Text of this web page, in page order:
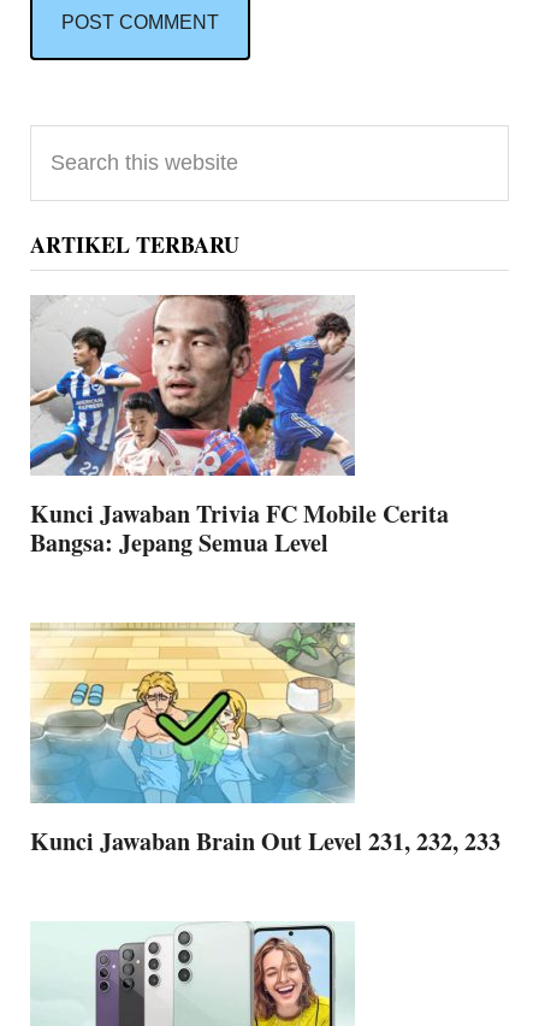
Primary
Sidebar
this
website
ARTIKEL TERBARU
Kunci Jawaban Trivia FC Mobile Cerita
Bangsa: Jepang Semua Level
Kunci Jawaban Brain Out Level 231, 232, 233